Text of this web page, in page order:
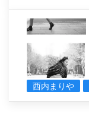
西内まりや